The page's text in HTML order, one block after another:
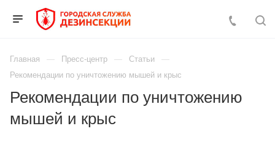
Главная Пресс-центр
Статьи
Рекомендации по уничтожению мышей и крыс
Рекомендации по уничтожению
мышей и крыс